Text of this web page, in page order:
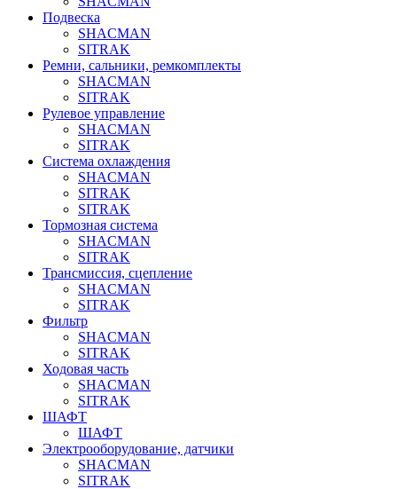
Подвеска
SHACMAN
SITRAK
Ремни, сальники, ремкомплекты
SHACMAN
SITRAK
Рулевое управление
SHACMAN
SITRAK
Система охлаждения
SHACMAN
SITRAK
SITRAK
Тормозная система
SHACMAN
SITRAK
Трансмиссия, сцепление
SHACMAN
SITRAK
Фильтр
SHACMAN
SITRAK
Ходовая часть
SHACMAN
SITRAK
ШАФТ
ШАФТ
Электрооборудование, датчики
SHACMAN
SITRAK